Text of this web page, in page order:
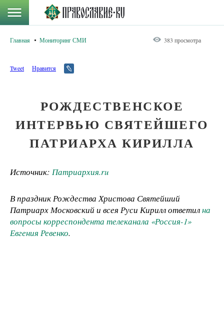
Главная Мониторинг СМИ 383 просмотра
Tweet Нравится
РОЖДЕСТВЕНСКОЕ
ИНТЕРВЬЮ СВЯТЕЙШЕГО
ПАТРИАРХА КИРИЛЛА
Источник: Патриархия.ru
В праздник Рождества Христова Святейший
Патриарх Московский и всея Руси Кирилл ответилна
вопросы корреспондента телеканала «Россия-1»
Евгения Ревенко.